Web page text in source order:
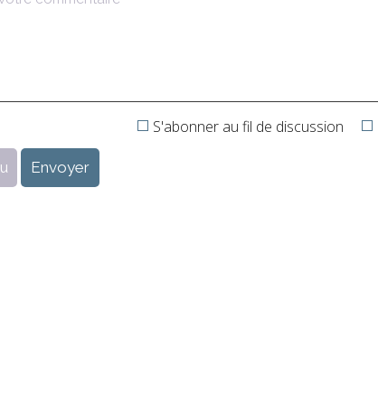
S'abonner au fil de discussion